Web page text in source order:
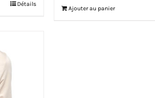
Détails
Ajouter au panier